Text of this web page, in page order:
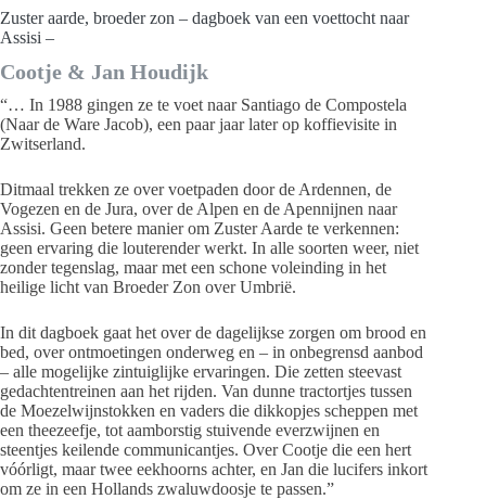
Zuster aarde, broeder zon – dagboek van een voettocht naar
Assisi –
Cootje & Jan Houdijk
“… In 1988 gingen ze te voet naar Santiago de Compostela
(Naar de Ware Jacob), een paar jaar later op koffievisite in
Zwitserland.
Ditmaal trekken ze over voetpaden door de Ardennen, de
Vogezen en de Jura, over de Alpen en de Apennijnen naar
Assisi. Geen betere manier om Zuster Aarde te verkennen:
geen ervaring die louterender werkt. In alle soorten weer, niet
zonder tegenslag, maar met een schone voleinding in het
heilige licht van Broeder Zon over Umbrië.
In dit dagboek gaat het over de dagelijkse zorgen om brood en
bed, over ontmoetingen onderweg en – in onbegrensd aanbod
– alle mogelijke zintuiglijke ervaringen. Die zetten steevast
gedachtentreinen aan het rijden. Van dunne tractortjes tussen
de Moezelwijnstokken en vaders die dikkopjes scheppen met
een theezeefje, tot aamborstig stuivende everzwijnen en
steentjes keilende communicantjes. Over Cootje die een hert
vóórligt, maar twee eekhoorns achter, en Jan die lucifers inkort
om ze in een Hollands zwaluwdoosje te passen.”